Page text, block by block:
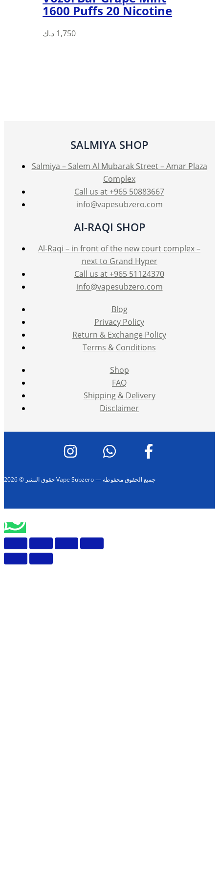
1600 Puffs 20 Nicotine
1,750 د.ك
SALMIYA SHOP
Salmiya – Salem Al Mubarak Street – Amar Plaza
Complex
Call us at +965 50883667
info@vapesubzero.com
Al-RAQI SHOP
Al-Raqi – in front of the new court complex –
next to Grand Hyper
Call us at +965 51124370
info@vapesubzero.com
Blog
Privacy Policy
Return & Exchange Policy
Terms & Conditions
Shop
FAQ
Shipping & Delivery
Disclaimer
حقوق النشر © 2026 Vape Subzero — جميع الحقوق محفوظة